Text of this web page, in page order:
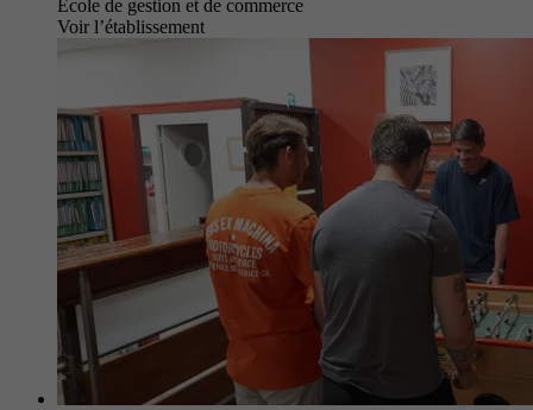
École de gestion et de commerce
Voir l’établissement